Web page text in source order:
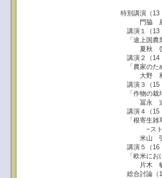
大日本除
特別講演（13
門脇 辰彦
講演１（13
「途上国農
夏秋 啓子
講演２（14
「農家のた
大野 和朗
講演３（15
「作物の栽
冨永 達（
講演４（15
「根寄生雑
−ストリゴ
米山 弘一
講演５（16
「欧米にお
片木 敏行
総合討論（